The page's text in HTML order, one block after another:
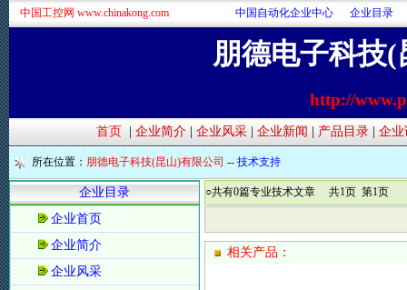
中国工控网 www.chinakong.com 中国自动化企业中心 企业目录
朋德电子科技
http://
首页 企业简介| 企业风采| 企业新闻 产品目录| 企业
所在位置： 朋德电子科技(昆山)有限公司 -- 技术支持
企业目录
企业首页
企业简介
企业风采
○共有0篇专业技术文章 共1页 第1页
相关产品：